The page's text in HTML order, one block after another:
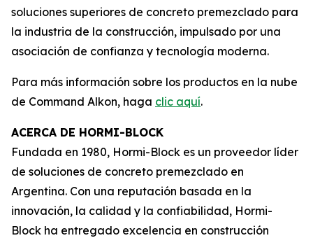
soluciones superiores de concreto premezclado para
la industria de la construcción, impulsado por una
asociación de confianza y tecnología moderna.
Para más información sobre los productos en la nube
de Command Alkon, haga clic aquí.
ACERCA DE HORMI-BLOCK
Fundada en 1980, Hormi-Block es un proveedor líder
de soluciones de concreto premezclado en
Argentina. Con una reputación basada en la
innovación, la calidad y la confiabilidad, Hormi-
Block ha entregado excelencia en construcción